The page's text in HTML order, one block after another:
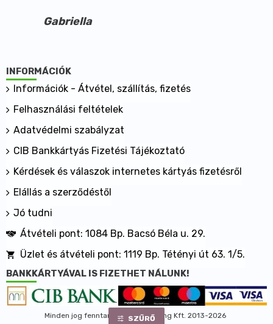
Gabriella
INFORMÁCIÓK
Információk - Átvétel, szállítás, fizetés
Felhasználási feltételek
Adatvédelmi szabályzat
CIB Bankkártyás Fizetési Tájékoztató
Kérdések és válaszok internetes kártyás fizetésről
Elállás a szerződéstől
Jó tudni
Átvételi pont: 1084 Bp. Bacsó Béla u. 29.
Üzlet és átvételi pont: 1119 Bp. Tétényi út 63. 1/5.
BANKKÁRTYÁVAL IS FIZETHET NÁLUNK!
Minden jog fenntartva, MaxShopping Kft. 2013-2026
SZŰRŐ